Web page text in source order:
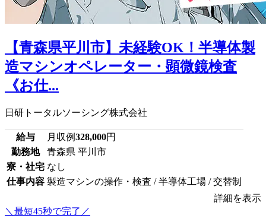
【青森県平川市】未経験OK！半導体製
造マシンオペレーター・顕微鏡検査
《お仕...
日研トータルソーシング株式会社
給与 月収例328,000円
勤務地
青森県 平川市
寮・社宅 なし
仕事内容 製造マシンの操作・検査 / 半導体工場 / 交替制
詳細を表示
＼最短45秒で完了／